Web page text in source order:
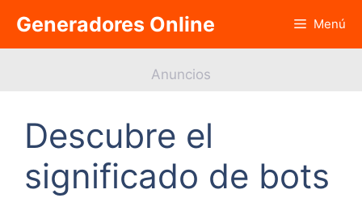
contenido
Generadores Online Menú
Anuncios
Descubre el
significado de bots